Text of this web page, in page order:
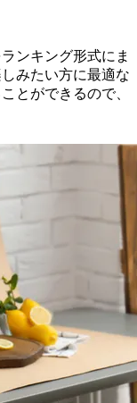
ンキング形式にま
みたい方に最適な
とができるので、